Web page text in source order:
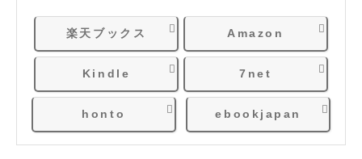
楽天ブックス Amazon
Kindle 7net
honto ebookjapan